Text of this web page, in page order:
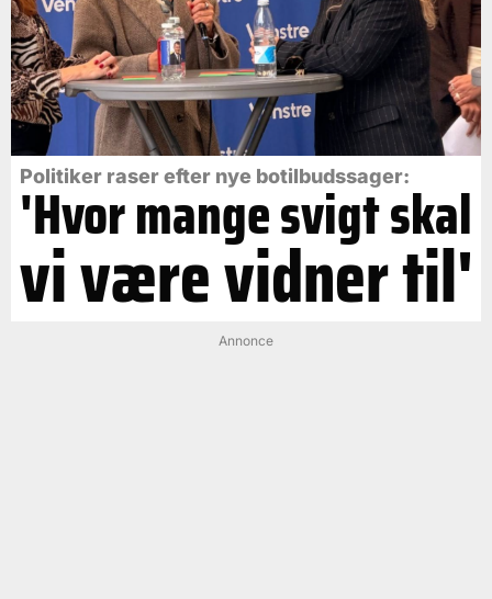
Politiker raser efter nye botilbudssager:
'Hvor mange svigt skal
vi være vidner til'
Annonce